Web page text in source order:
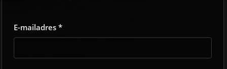
E-mailadres *